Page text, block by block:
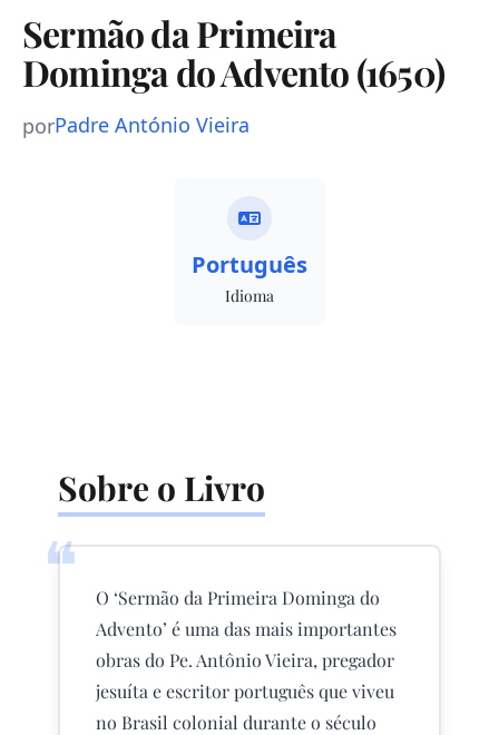
Sermão da Primeira
Dominga do Advento (1650)
porPadre António Vieira
Português
Idioma
Sobre o Livro
❝
O ‘Sermão da Primeira Dominga do
Advento’ é uma das mais importantes
obras do Pe. Antônio Vieira, pregador
jesuíta e escritor português que viveu
no Brasil colonial durante o século